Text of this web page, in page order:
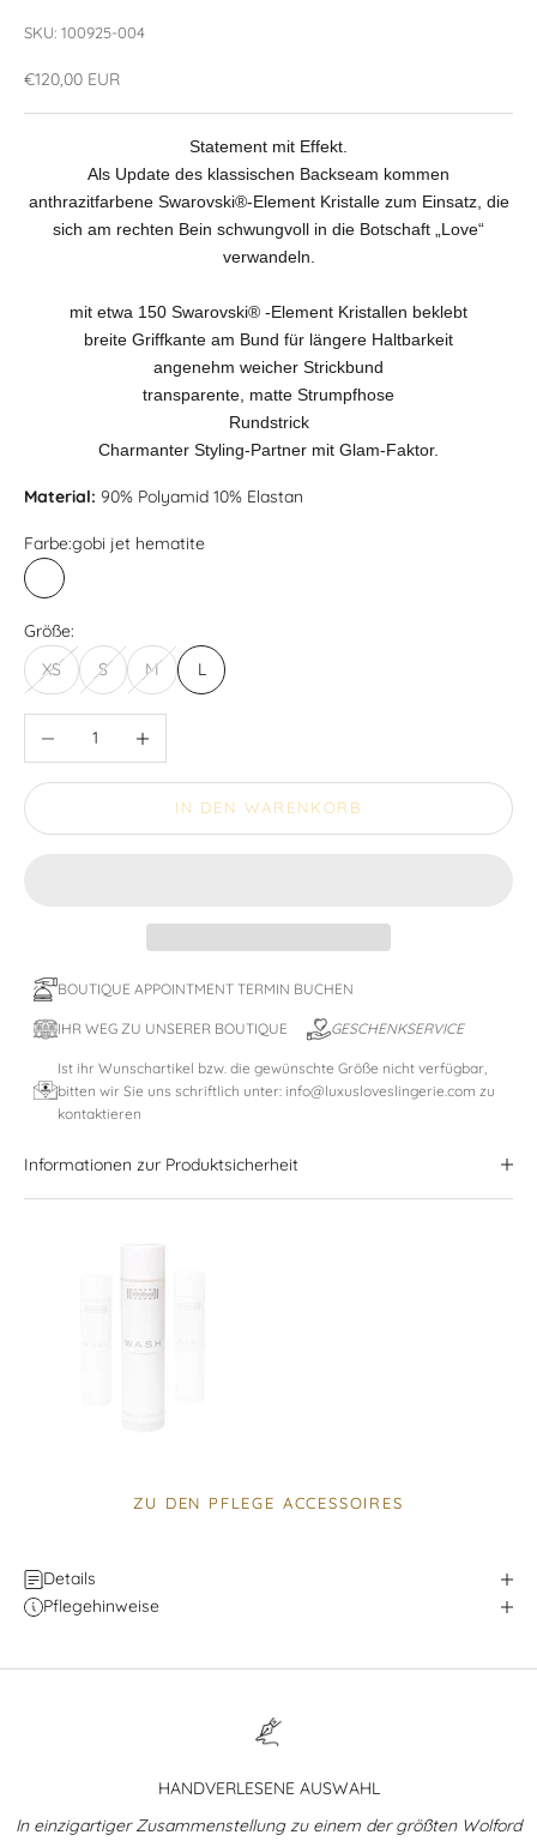
SKU: 100925-004
Angebot
€120,00 EUR
Statement mit Effekt.
Als Update des klassischen Backseam kommen
anthrazitfarbene Swarovski®-Element Kristalle zum Einsatz, die
sich am rechten Bein schwungvoll in die Botschaft „Love“
verwandeln.
mit etwa 150 Swarovski® -Element Kristallen beklebt
breite Griffkante am Bund für längere Haltbarkeit
angenehm weicher Strickbund
transparente, matte Strumpfhose
Rundstrick
Charmanter Styling-Partner mit Glam-Faktor.
Material: 90% Polyamid 10% Elastan
Farbe:gobi jet hematite
gobi jet hematite
Größe:
XS
S M L
Anzahl verringern
IN DEN WARENKORB
BOUTIQUE APPOINTMENT TERMIN BUCHEN
IHR WEG ZU UNSERER BOUTIQUE GESCHENKSERVICE
Ist ihr Wunschartikel bzw. die gewünschte Größe nicht verfügbar,
bitten wir Sie uns schriftlich unter: info@luxusloveslingerie.com zu
kontaktieren
Informationen zur Produktsicherheit
ZU DEN PFLEGE ACCESSOIRES
Details
Pflegehinweise
HANDVERLESENE AUSWAHL
In einzigartiger Zusammenstellung zu einem der größten Wolford